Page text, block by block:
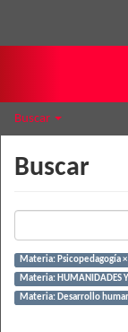
Buscar
Buscar
Materia: Psicopedagogía ×
Materia: HUMANIDADES Y
Materia: Desarrollo